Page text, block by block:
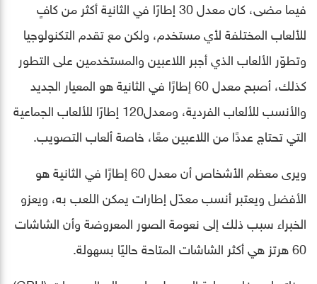
فيما مضى، كان معدل 30 إطارًا في الثانية أكثر من كافٍ
للألعاب المختلفة لأي مستخدم، ولكن مع تقدم التكنولوجيا
وتطوّر الألعاب الذي أجبر اللاعبين والمستخدمين على التطور
كذلك، أصبح معدل 60 إطارًا في الثانية هو المعيار الجديد
والأنسب للألعاب الفردية، ومعدل120 إطارًا للألعاب الجماعية
التي تحتاج عددًا من اللاعبين معًا، خاصة ألعاب التصويب.
ويرى معظم الأشخاص أن معدل 60 إطارًا في الثانية هو
الأفضل ويعتبر أنسب معدّل إطارات يمكن اللعب به، ويعزو
الخبراء سبب ذلك إلى نعومة الصور المعروضة وأن الشاشات
60 هرتز هي أكثر الشاشات المتاحة حاليًا بسهولة.